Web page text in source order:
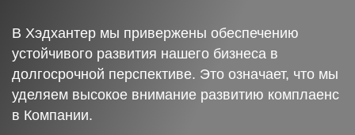
В Хэдхантер мы привержены обеспечению
устойчивого развития нашего бизнеса в
долгосрочной перспективе. Это означает, что мы
уделяем высокое внимание развитию комплаенс
в Компании.